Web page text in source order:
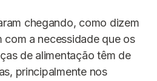
chegando, como dizem
com a necessidade que os
de alimentação têm de
principalmente nos